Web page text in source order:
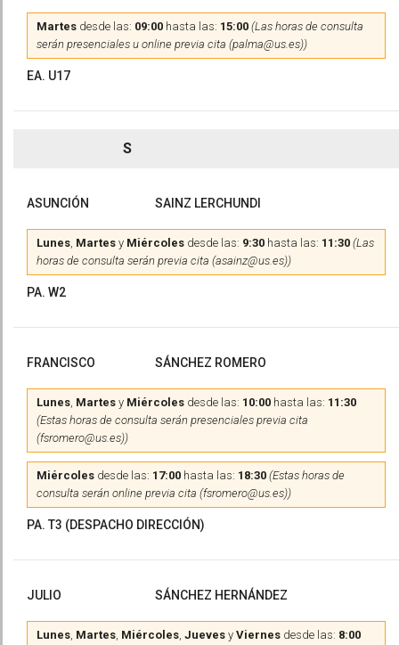
Martes desde las: 09:00 hasta las: 15:00 (Las horas de consulta
serán presenciales u online previa cita (palma@us.es))
EA. U17
S
ASUNCIÓN SAINZ LERCHUNDI
Lunes, Martes y Miércoles desde las: 9:30 hasta las: 11:30 (Las
horas de consulta serán previa cita (asainz@us.es))
PA. W2
FRANCISCO SÁNCHEZ ROMERO
Lunes, Martes y Miércoles desde las: 10:00 hasta las: 11:30
(Estas horas de consulta serán presenciales previa cita
(fsromero@us.es))
Miércoles desde las: 17:00 hasta las: 18:30 (Estas horas de
consulta serán online previa cita (fsromero@us.es))
PA. T3 (DESPACHO DIRECCIÓN)
JULIO SÁNCHEZ HERNÁNDEZ
Lunes, Martes, Miércoles, Jueves y Viernes desde las: 8:00